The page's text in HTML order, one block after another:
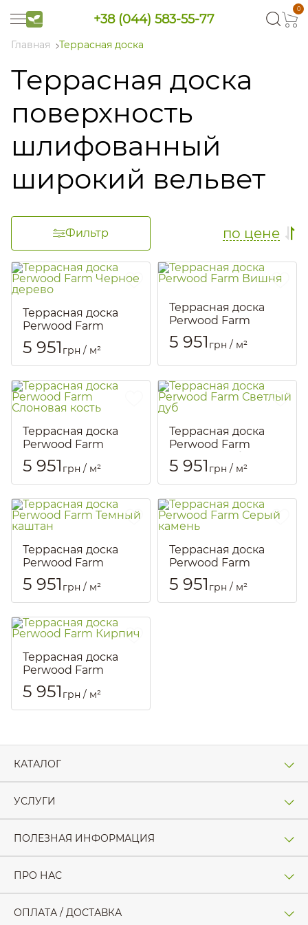
+38 (044) 583-55-77
0
Главная Террасная доска
Террасная доска
поверхность
шлифованный
широкий вельвет
по цене
Фильтр
Террасная доска
Perwood Farm
Черное дерево
Артикул:: 1827
5 951 грн / м²
Террасная доска
Perwood Farm
Вишня
Артикул:: 2478
5 951 грн / м²
Террасная доска
Perwood Farm
Слоновая кость
Артикул:: 2479
5 951 грн / м²
Террасная доска
Perwood Farm
Светлый дуб
Артикул:: 2480
5 951 грн / м²
Террасная доска
Perwood Farm
Темный каштан
Артикул:: 2481
5 951 грн / м²
Террасная доска
Perwood Farm
Серый камень
Артикул:: 2482
5 951 грн / м²
Террасная доска
Perwood Farm
Кирпич
Артикул:: 2483
5 951 грн / м²
КАТАЛОГ
УСЛУГИ
ПОЛЕЗНАЯ ИНФОРМАЦИЯ
ПРО НАС
ОПЛАТА / ДОСТАВКА